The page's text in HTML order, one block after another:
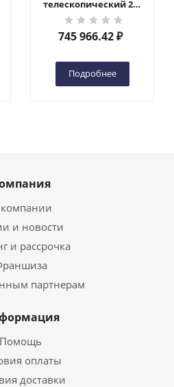
телескопический 200
кг 10 м TOR GTWY10-
200S DC 2-мачтовый
(автономный) (N) в
745 966.42₽
Подробнее
и новости
и рассрочка
партнерам
Помощь
оплаты
доставки